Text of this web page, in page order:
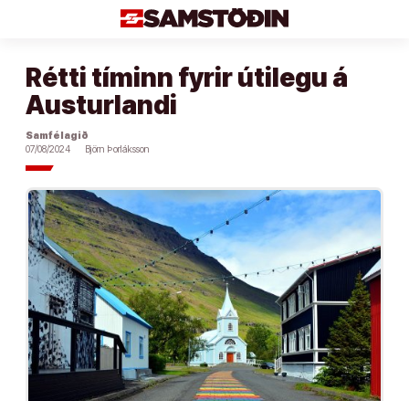
Rétti tíminn fyrir útilegu á
Austurlandi
Samfélagið
07/08/2024
Björn Þorláksson